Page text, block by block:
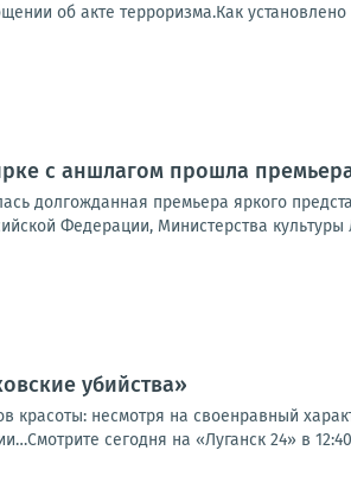
об акте терроризма.Как установлено
с аншлагом прошла
долгожданная премьера яркого
Федерации, Министерства
убийства»
красоты: несмотря на своенравный
сегодня на «Луганск 24» в